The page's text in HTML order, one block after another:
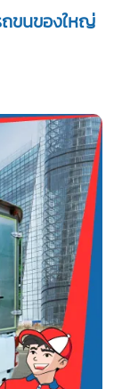
ถขนของใหญ่